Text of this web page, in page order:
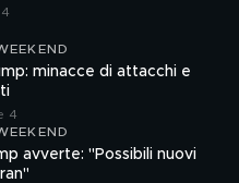
minacce di attacchi e
4
avverte: "Possibili nuovi